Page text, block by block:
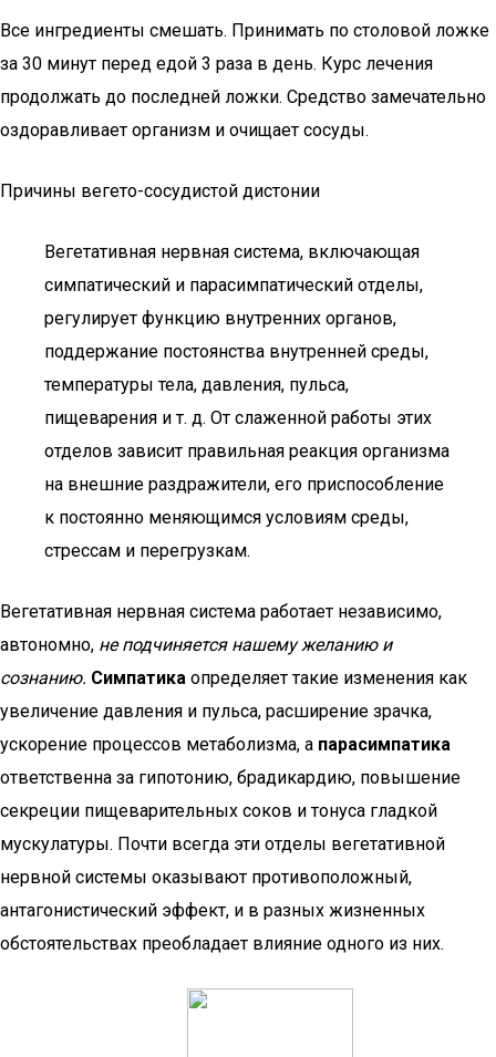
Все ингредиенты смешать. Принимать по столовой ложке
за 30 минут перед едой 3 раза в день. Курс лечения
продолжать до последней ложки. Средство замечательно
оздоравливает организм и очищает сосуды.
Причины вегето-сосудистой дистонии
Вегетативная нервная система, включающая
симпатический и парасимпатический отделы,
регулирует функцию внутренних органов,
поддержание постоянства внутренней среды,
температуры тела, давления, пульса,
пищеварения и т. д. От слаженной работы этих
отделов зависит правильная реакция организма
на внешние раздражители, его приспособление
к постоянно меняющимся условиям среды,
стрессам и перегрузкам.
Вегетативная нервная система работает независимо,
автономно, не подчиняется нашему желанию и
сознанию. Симпатика определяет такие изменения как
увеличение давления и пульса, расширение зрачка,
ускорение процессов метаболизма, а парасимпатика
ответственна за гипотонию, брадикардию, повышение
секреции пищеварительных соков и тонуса гладкой
мускулатуры. Почти всегда эти отделы вегетативной
нервной системы оказывают противоположный,
антагонистический эффект, и в разных жизненных
обстоятельствах преобладает влияние одного из них.